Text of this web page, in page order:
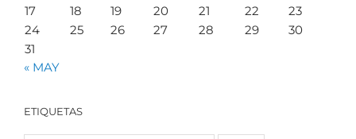
17
18 19 20 21 22
23
24
25 26 27 28 29
30
31
« MAY
ETIQUETAS